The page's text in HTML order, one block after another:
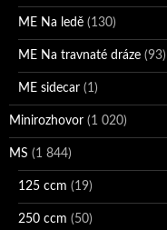
ME Na ledě (130)
ME Na travnaté dráze (93)
ME sidecar (1)
Minirozhovor (1 020)
MS (1 844)
125 ccm (19)
250 ccm (50)